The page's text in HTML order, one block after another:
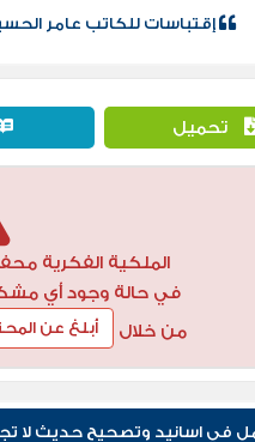
إقتباسات للكاتب عامر
تحميل
الملكية الفكرية
في حالة وجود أي
من خلال
أبلغ عن